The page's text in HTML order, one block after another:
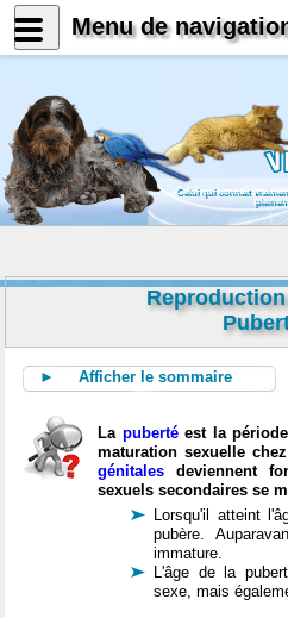
Celui qui connait
► Afficher le sommaire
La pubertéest la
maturation sexuelle
génitales deviennent
sexuels secondaires se
Lorsqu'il atteint
pubère.
immature.
L'âge de la
sexe, mais
Menu de